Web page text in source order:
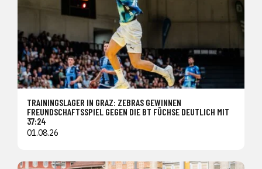
TRAININGSLAGER IN GRAZ: ZEBRAS GEWINNEN
FREUNDSCHAFTSSPIEL GEGEN DIE BT FÜCHSE DEUTLICH MIT
37:24
01.08.26